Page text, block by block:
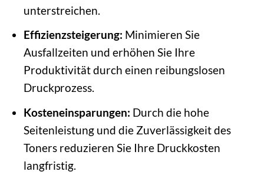
unterstreichen.
Effizienzsteigerung: Minimieren Sie
Ausfallzeiten und erhöhen Sie Ihre
Produktivität durch einen reibungslosen
Druckprozess.
Kosteneinsparungen: Durch die hohe
Seitenleistung und die Zuverlässigkeit des
Toners reduzieren Sie Ihre Druckkosten
langfristig.